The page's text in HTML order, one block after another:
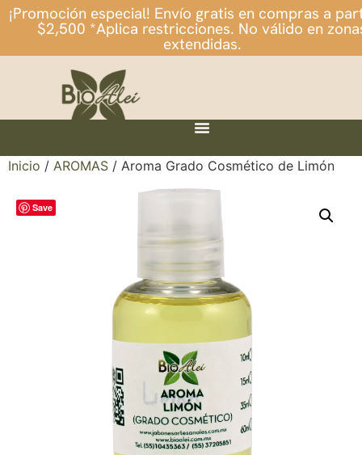
¡Promoción especial! Envío gratis en compras a
$2,500 *Aplica restricciones. No válido en
extendidas.
Inicio / AROMAS / Aroma Grado Cosmético de Limón
Save